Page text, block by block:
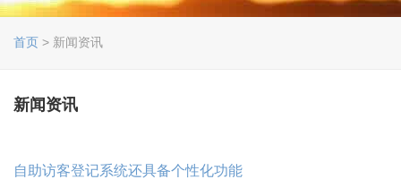
首页 > 新闻资讯
新闻资讯
自助访客登记系统还具备个性化功能